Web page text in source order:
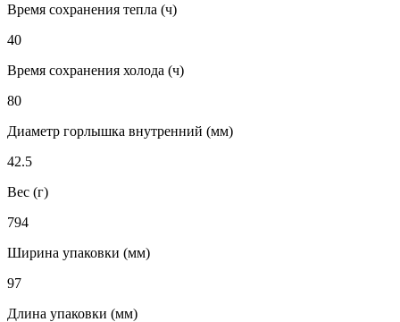
Время сохранения тепла (ч)
40
Время сохранения холода (ч)
80
Диаметр горлышка внутренний (мм)
42.5
Вес (г)
794
Ширина упаковки (мм)
97
Длина упаковки (мм)